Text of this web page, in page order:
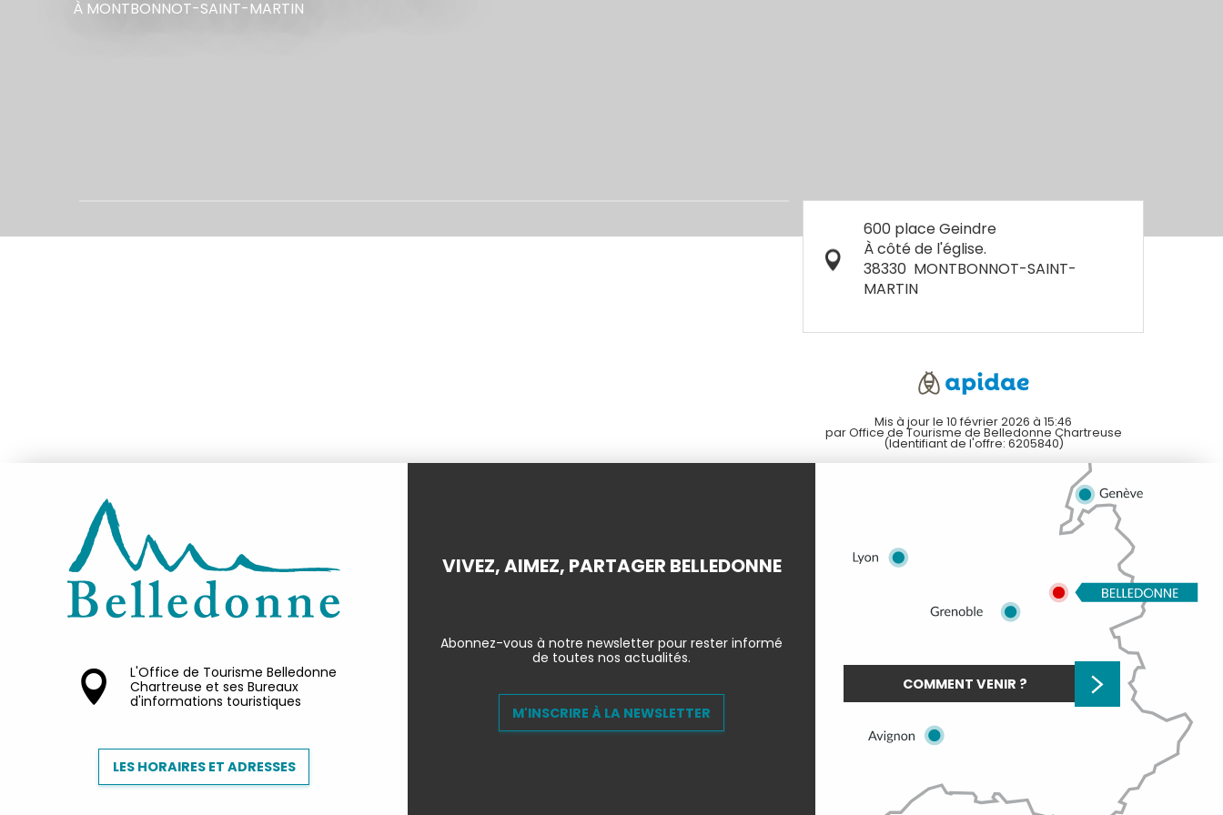
À MONTBONNOT-SAINT-MARTIN
600 place Geindre
À côté de l'église.
38330 MONTBONNOT-SAINT-
MARTIN
Mis à jour le 10 février 2026 à 15:46
par Office de Tourisme de Belledonne Chartreuse
(Identifiant de l'offre: 6205840)
L'Office de Tourisme Belledonne
Chartreuse et ses Bureaux
d'informations touristiques
LES HORAIRES ET ADRESSES
VIVEZ, AIMEZ, PARTAGER BELLEDONNE
Abonnez-vous à notre newsletter pour rester informé
de toutes nos actualités.
M'INSCRIRE À LA NEWSLETTER
COMMENT VENIR ?